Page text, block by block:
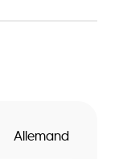
Allemand